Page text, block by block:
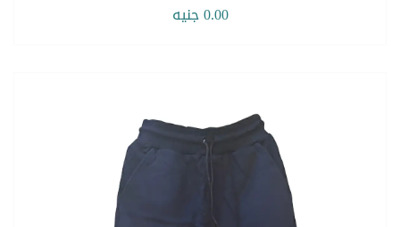
0.00 جنيه